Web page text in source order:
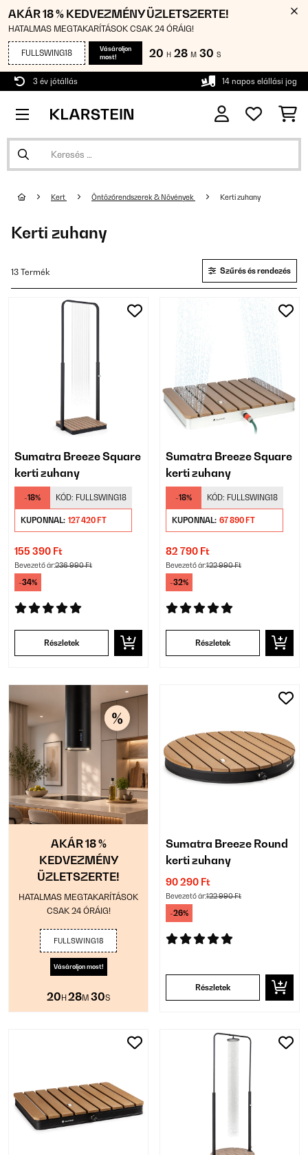
AKÁR 18 % KEDVEZMÉNY ÜZLETSZERTE!
HATALMAS MEGTAKARÍTÁSOK CSAK 24 ÓRÁIG!
FULLSWING18
Vásároljon
most!
20 H 28 M 29 S
3 év jótállás 14 napos elállási jog
Kert Öntözőrendszerek & Növények Kerti zuhany
Kerti zuhany
13 Termék Szűrés és rendezés
Sumatra Breeze Square
kerti zuhany
-18% KÓD: FULLSWING18
KUPONNAL: 127 420 FT
155 390 Ft
Bevezető ár:236 990 Ft
-34%
Részletek
Sumatra Breeze Square
kerti zuhany
-18% KÓD: FULLSWING18
KUPONNAL: 67 890 FT
82 790 Ft
Bevezető ár:122 990 Ft
-32%
Részletek
AKÁR 18 %
KEDVEZMÉNY
ÜZLETSZERTE!
HATALMAS MEGTAKARÍTÁSOK
CSAK 24 ÓRÁIG!
FULLSWING18
Vásároljon most!
20 H 28M 29S
Sumatra Breeze Round
kerti zuhany
90 290 Ft
Bevezető ár:122 990 Ft
-26%
Részletek